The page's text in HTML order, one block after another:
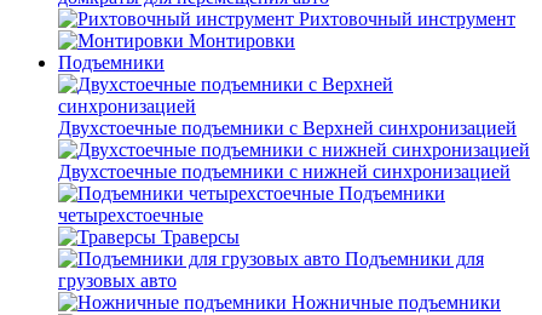
Рихтовочный инструмент
Монтировки
Подъемники
Двухстоечные подъемники с Верхней синхронизацией
Двухстоечные подъемники с нижней синхронизацией
Подъемники
четырехстоечные
Траверсы
Подъемники для
грузовых авто
Ножничные подъемники